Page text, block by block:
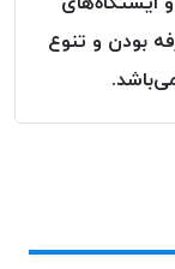
بودن و تنوع